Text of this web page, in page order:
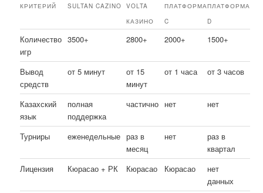
КРИТЕРИЙ SULTAN CAZINO
VOLTA
КАЗИНО
ПЛАТФОРМА
C
ПЛАТФОРМА
D
Количество
игр
3500+ 2800+ 2000+ 1500+
Вывод
средств
от 5 минут
от 15
минут
от 1 часа от 3 часов
Казахский
язык
полная
поддержка
частично нет нет
Турниры еженедельные раз в
месяц
нет
раз в
квартал
Лицензия
Кюрасао + РК Кюрасао Кюрасао
нет
данных